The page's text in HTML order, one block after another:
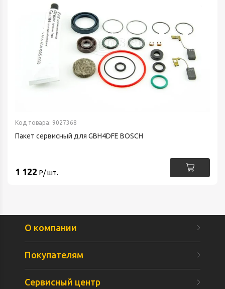
Код товара: 9027368
Пакет сервисный для GBH4DFE BOSCH
1 122 Р/ шт.
О компании
Покупателям
Сервисный центр